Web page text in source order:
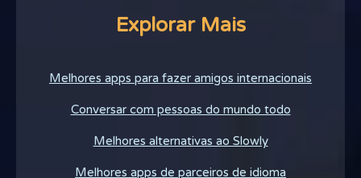
Explorar Mais
Melhores apps para fazer amigos internacionais
Conversar com pessoas do mundo todo
Melhores alternativas ao Slowly
Melhores apps de parceiros de idioma